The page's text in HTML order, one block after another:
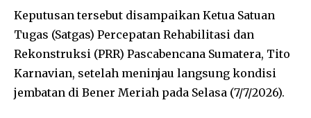
Keputusan tersebut disampaikan Ketua Satuan
Tugas (Satgas) Percepatan Rehabilitasi dan
Rekonstruksi (PRR) Pascabencana Sumatera, Tito
Karnavian, setelah meninjau langsung kondisi
jembatan di Bener Meriah pada Selasa (7/7/2026).